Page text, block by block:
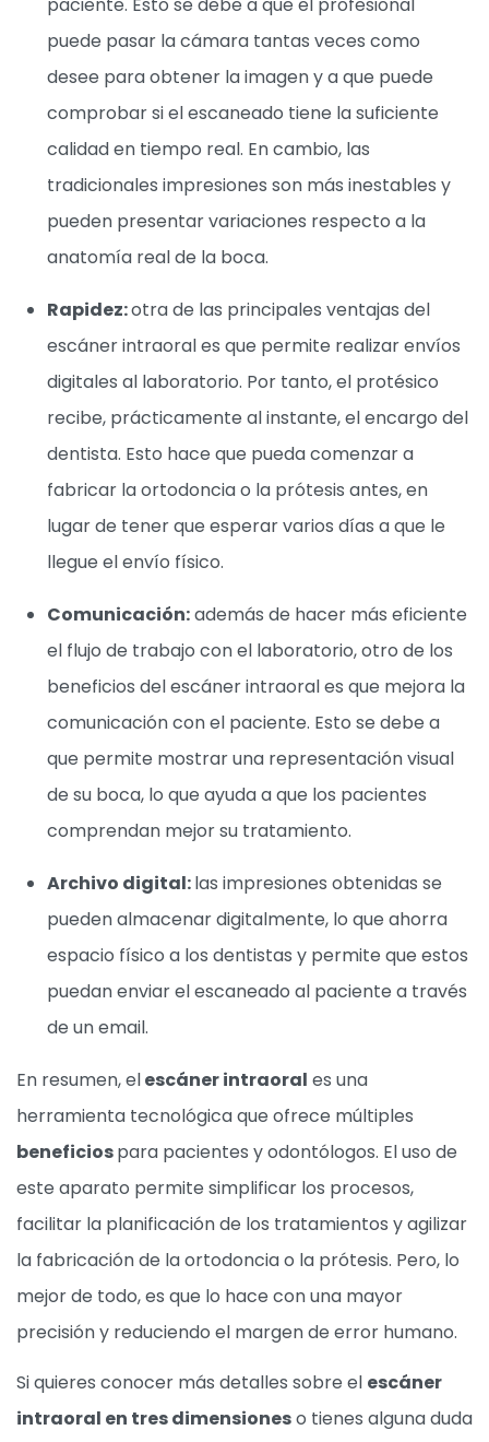
puede pasar la cámara tantas veces como
desee para obtener la imagen y a que puede
comprobar si el escaneado tiene la suficiente
calidad en tiempo real. En cambio, las
tradicionales impresiones son más inestables y
pueden presentar variaciones respecto a la
anatomía real de la boca.
Rapidez:otra de las principales ventajas del
escáner intraoral es que permite realizar envíos
digitales al laboratorio. Por tanto, el protésico
recibe, prácticamente al instante, el encargo del
dentista. Esto hace que pueda comenzar a
fabricar la ortodoncia o la prótesis antes, en
lugar de tener que esperar varios días a que le
llegue el envío físico.
Comunicación:además de hacer más eficiente
el flujo de trabajo con el laboratorio, otro de los
beneficios del escáner intraoral es que mejora la
comunicación con el paciente. Esto se debe a
que permite mostrar una representación visual
de su boca, lo que ayuda a que los pacientes
comprendan mejor su tratamiento.
Archivo digital:las impresiones obtenidas se
pueden almacenar digitalmente, lo que ahorra
espacio físico a los dentistas y permite que estos
puedan enviar el escaneado al paciente a través
de un email.
En resumen, elescáner intraoral es una
herramienta tecnológica que ofrece múltiples
beneficiospara pacientes y odontólogos. El uso de
este aparato permite simplificar los procesos,
facilitar la planificación de los tratamientos y agilizar
la fabricación de la ortodoncia o la prótesis. Pero, lo
mejor de todo, es que lo hace con una mayor
precisión y reduciendo el margen de error humano.
Si quieres conocer más detalles sobre el escáner
intraoral en tres dimensioneso tienes alguna duda